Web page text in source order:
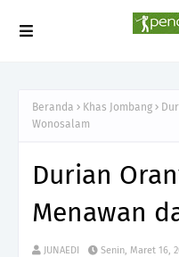
Beranda Khas Jombang
Wonosalam
Durian
Menawan
JUNAEDI Senin, Maret 16,